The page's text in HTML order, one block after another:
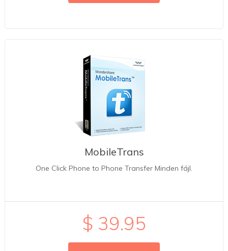
MobileTrans
One Click Phone to Phone Transfer Minden fájl.
$ 39.95